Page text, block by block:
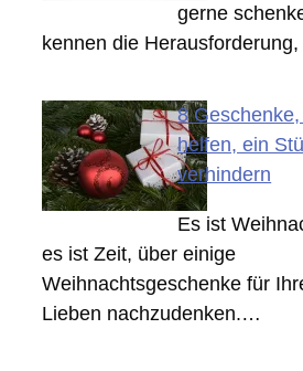
gerne
kennen die
8
helfen, ein
verhindern
Es ist
es ist Zeit, über einige
Weihnachtsgeschenke für
Lieben nachzudenken.…